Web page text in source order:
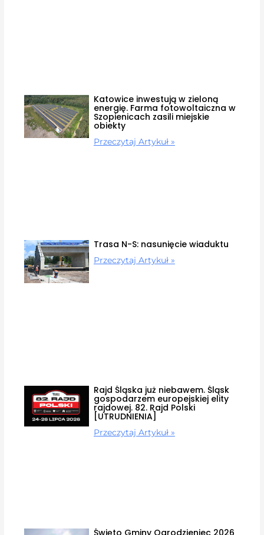
Katowice inwestują w zieloną
energię. Farma fotowoltaiczna w
Szopienicach zasili miejskie
obiekty
Przeczytaj Artykuł »
Trasa N-S: nasunięcie wiaduktu
Przeczytaj Artykuł »
Rajd Śląska już niebawem. Śląsk
gospodarzem europejskiej elity
rajdowej. 82. Rajd Polski
[UTRUDNIENIA]
Przeczytaj Artykuł »